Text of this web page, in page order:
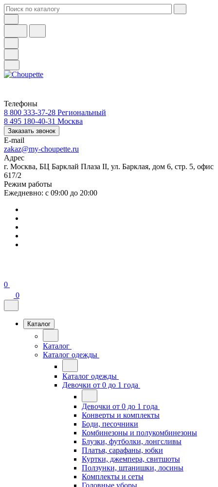
Телефоны
8 800 333-37-28 Региональный
8 495 180-40-31 Москва
Заказать звонок
E-mail
zakaz@my-choupette.ru
Адрес
г. Москва, БЦ Барклай Плаза II, ул. Барклая, дом 6, стр. 5, офис
617/2
Режим работы
Ежедневно: с 09:00 до 20:00
0
0
Каталог
Каталог
Каталог одежды
Каталог одежды
Девочки от 0 до 1 года
Девочки от 0 до 1 года
Конверты и комплекты
Боди, песочники
Комбинезоны и полукомбинезоны
Блузки, футболки, лонгсливы
Платья, сарафаны, юбки
Куртки, джемпера, свитшоты
Ползунки, штанишки, лосины
Комплекты и сеты
Головные уборы